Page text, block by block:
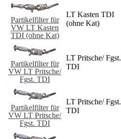
Partikelfilter für
VW LT Kasten
TDI (ohne Kat)
LT Kasten TDI
(ohne Kat)
Partikelfilter für
VW LT Pritsche/
Fgst. TDI
LT Pritsche/ Fgst.
TDI
Partikelfilter für
VW LT Pritsche/
Fgst. TDI
LT Pritsche/ Fgst.
TDI